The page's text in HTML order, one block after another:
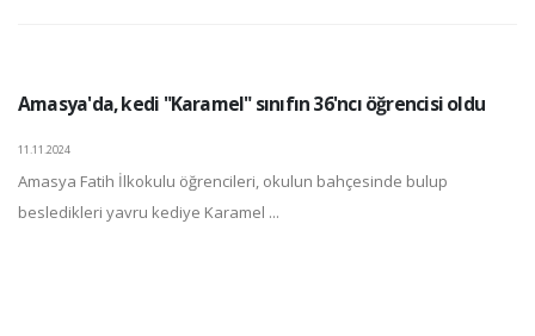
Amasya'da, kedi "Karamel" sınıfın 36'ncı öğrencisi oldu
11.11.2024
Amasya Fatih İlkokulu öğrencileri, okulun bahçesinde bulup
besledikleri yavru kediye Karamel ...